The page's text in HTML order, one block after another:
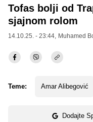
Tofas bolji od
sjajnom rolom
14.10.25. - 23:44, Muhamed
Teme: Amar Alibegović
Dodajte